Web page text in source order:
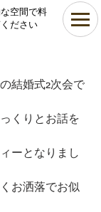
空間で料
ださい
結婚式2次会で
くりとお話を
ーとなりまし
お洒落でお似